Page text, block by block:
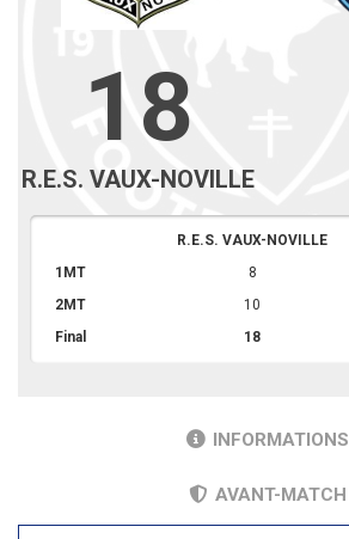
18
R.E.S. VAUX-NOVILLE
R.E.S. VAUX-NOVILLE
1MT
8
2MT
10
Final
18
INFORMATIONS
AVANT-MATCH